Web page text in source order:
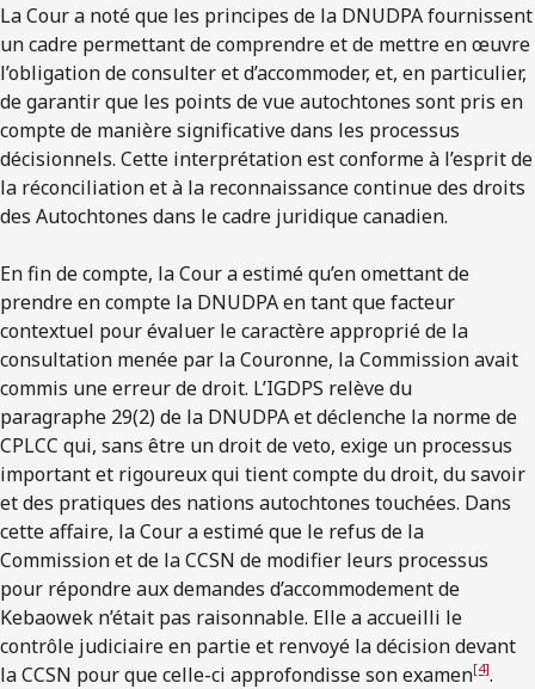
La Cour a noté que les principes de la DNUDPA fournissent
un cadre permettant de comprendre et de mettre en œuvre
l’obligation de consulter et d’accommoder, et, en particulier,
de garantir que les points de vue autochtones sont pris en
compte de manière significative dans les processus
décisionnels. Cette interprétation est conforme à l’esprit de
la réconciliation et à la reconnaissance continue des droits
des Autochtones dans le cadre juridique canadien.
En fin de compte, la Cour a estimé qu’en omettant de
prendre en compte la DNUDPA en tant que facteur
contextuel pour évaluer le caractère approprié de la
consultation menée par la Couronne, la Commission avait
commis une erreur de droit. L’IGDPS relève du
paragraphe 29(2) de la DNUDPA et déclenche la norme de
CPLCC qui, sans être un droit de veto, exige un processus
important et rigoureux qui tient compte du droit, du savoir
et des pratiques des nations autochtones touchées. Dans
cette affaire, la Cour a estimé que le refus de la
Commission et de la CCSN de modifier leurs processus
pour répondre aux demandes d’accommodement de
Kebaowek n’était pas raisonnable. Elle a accueilli le
contrôle judiciaire en partie et renvoyé la décision devant
la CCSN pour que celle-ci approfondisse son examen[4].